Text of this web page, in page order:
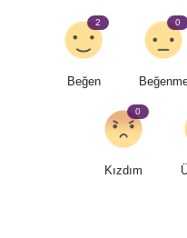
Beğen
2 0
Kızdım
0